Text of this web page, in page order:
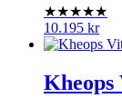
★★★★★
10.195 kr